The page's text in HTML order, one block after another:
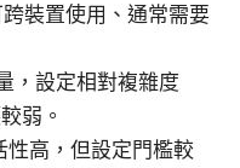
裝置使用、通常需要
，設定相對複雜度
弱。
性高，但設定門檻較